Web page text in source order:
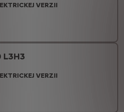
VERZII
L3H3
VERZII